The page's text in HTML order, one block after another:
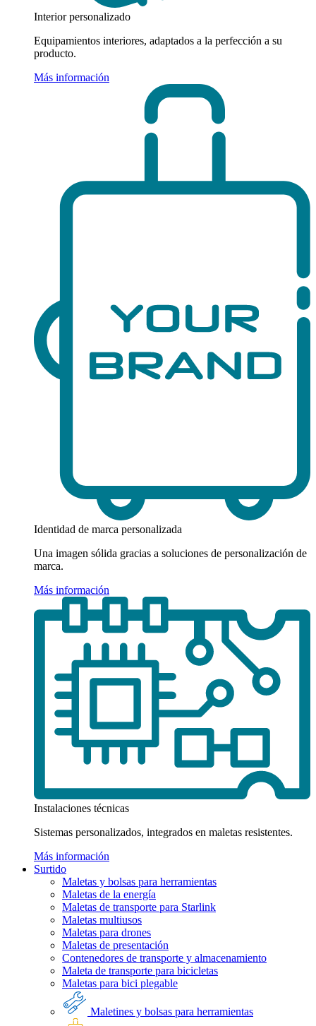
Interior personalizado
Equipamientos interiores, adaptados a la perfección a su
producto.
Más información
Identidad de marca personalizada
Una imagen sólida gracias a soluciones de personalización de
marca.
Más información
Instalaciones técnicas
Sistemas personalizados, integrados en maletas resistentes.
Más información
Surtido
Maletas y bolsas para herramientas
Maletas de la energía
Maletas de transporte para Starlink
Maletas multiusos
Maletas para drones
Maletas de presentación
Contenedores de transporte y almacenamiento
Maleta de transporte para bicicletas
Maletas para bici plegable
Maletines y bolsas para herramientas